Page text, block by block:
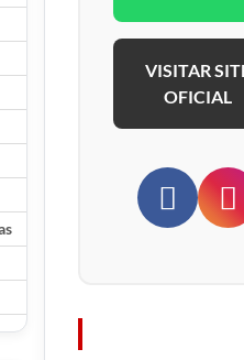
VISITAR
OFICIAL